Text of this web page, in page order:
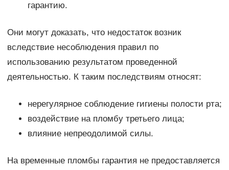
гарантию.
Они могут доказать, что недостаток возник
вследствие несоблюдения правил по
использованию результатом проведенной
деятельностью. К таким последствиям относят:
нерегулярное соблюдение гигиены полости рта;
воздействие на пломбу третьего лица;
влияние непреодолимой силы.
На временные пломбы гарантия не предоставляется